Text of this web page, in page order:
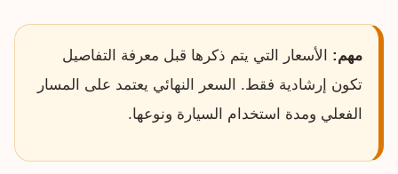
مهم: الأسعار التي يتم ذكرها قبل معرفة التفاصيل
تكون إرشادية فقط. السعر النهائي يعتمد على المسار
الفعلي ومدة استخدام السيارة ونوعها.